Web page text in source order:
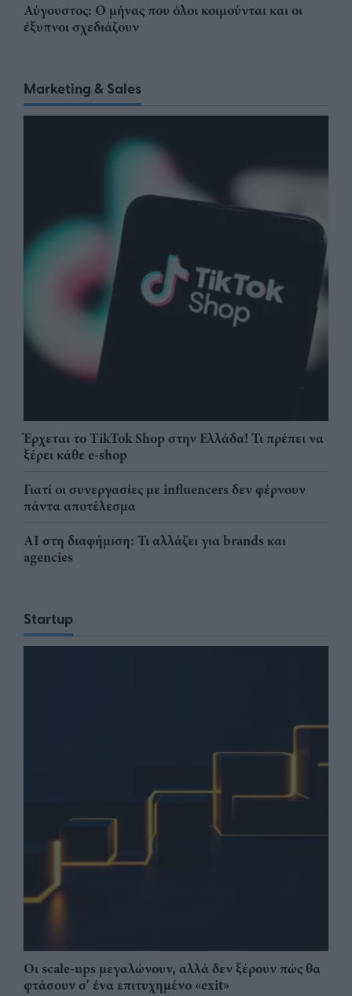
Αύγουστος: Ο μήνας που όλοι κοιμούνται και οι
έξυπνοι σχεδιάζουν
Marketing & Sales
Έρχεται το TikTok Shop στην Ελλάδα! Τι πρέπει να
ξέρει κάθε e-shop
Γιατί οι συνεργασίες με influencers δεν φέρνουν
πάντα αποτέλεσμα
AI στη διαφήμιση: Τι αλλάζει για brands και
agencies
Startup
Οι scale-ups μεγαλώνουν, αλλά δεν ξέρουν πώς θα
φτάσουν σ' ένα επιτυχημένο «exit»